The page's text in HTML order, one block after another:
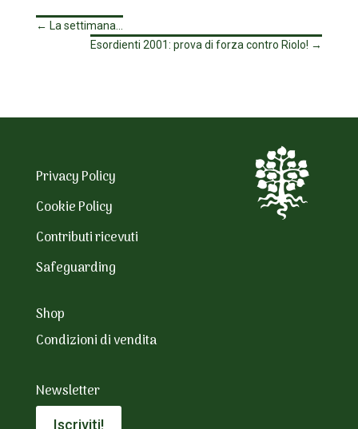
← La settimana...
Esordienti 2001: prova di forza contro Riolo! →
Privacy Policy
Cookie Policy
Contributi ricevuti
Safeguarding
Shop
Condizioni di vendita
Newsletter
Iscriviti!